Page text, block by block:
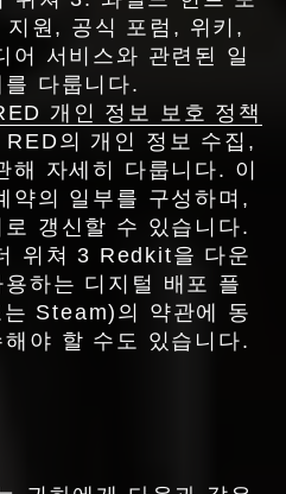
원, 공식 포럼, 위키,
어 서비스와 관련된 일
다룹니다.
개인 정보 보호 정책
의 개인 정보 수집,
해 자세히 다룹니다. 이
약의 일부를 구성하며,
갱신할 수 있습니다.
위쳐 3 Redkit을 다운
하는 디지털 배포 플
Steam)의 약관에 동
야 할 수도 있습니다.